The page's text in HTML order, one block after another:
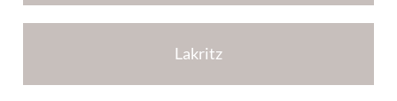
Lakritz